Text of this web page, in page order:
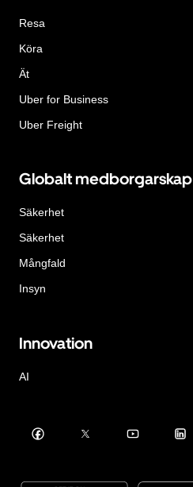
Resa
Köra
Ät
Uber for Business
Uber Freight
Globalt medborgarskap
Säkerhet
Säkerhet
Mångfald
Insyn
Innovation
AI